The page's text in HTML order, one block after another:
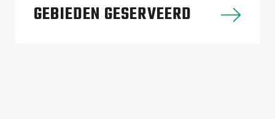
GEBIEDEN GESERVEERD